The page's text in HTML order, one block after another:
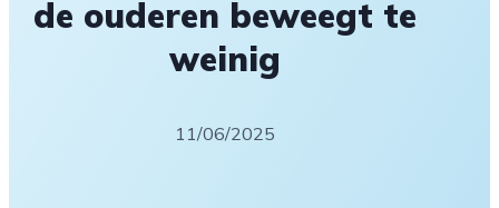
de ouderen beweegt te
weinig
11/06/2025